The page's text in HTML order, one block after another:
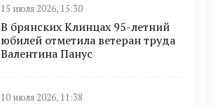
15 июля 2026, 15:30
В брянских Клинцах 95-летний
юбилей отметила ветеран труда
Валентина Панус
10 июля 2026, 11:38